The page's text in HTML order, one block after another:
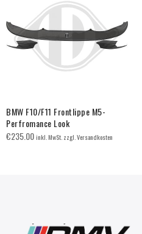
BMW F10/F11 Frontlippe M5-
Perfromance Look
€235.00inkl. MwSt. zzgl. Versandkosten